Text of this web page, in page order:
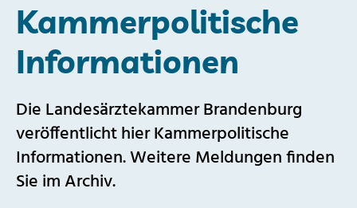
Kammerpolitische
Informationen
Die Landesärztekammer Brandenburg
veröffentlicht hier Kammerpolitische
Informationen. Weitere Meldungen finden
Sie im Archiv.